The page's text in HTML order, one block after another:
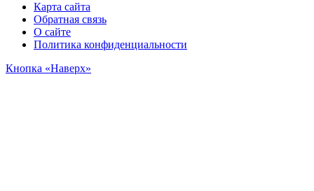
Карта сайта
Обратная связь
О сайте
Политика конфиденциальности
Кнопка «Наверх»